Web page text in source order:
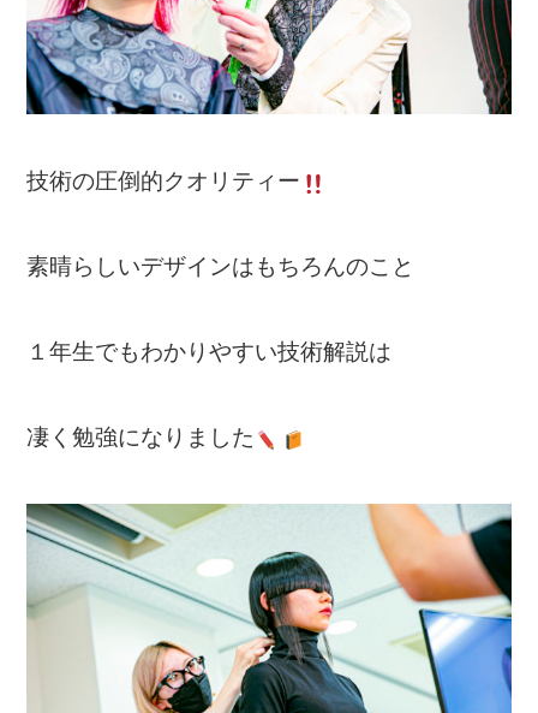
技術の圧倒的クオリティー
素晴らしいデザインはもちろんのこと
１年生でもわかりやすい技術解説は
凄く勉強になりました